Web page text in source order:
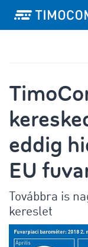
eddig
EU
Továbbra is
kereslet